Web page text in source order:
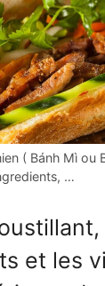
( Bánh Mì ou
…
et les